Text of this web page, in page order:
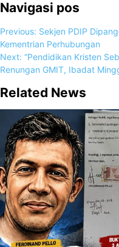
Navigasi pos
Previous: Sekjen PDIP
Kementrian Perhubungan
Next: “Pendidikan Kristen
Renungan GMIT, Ibadat
Related News